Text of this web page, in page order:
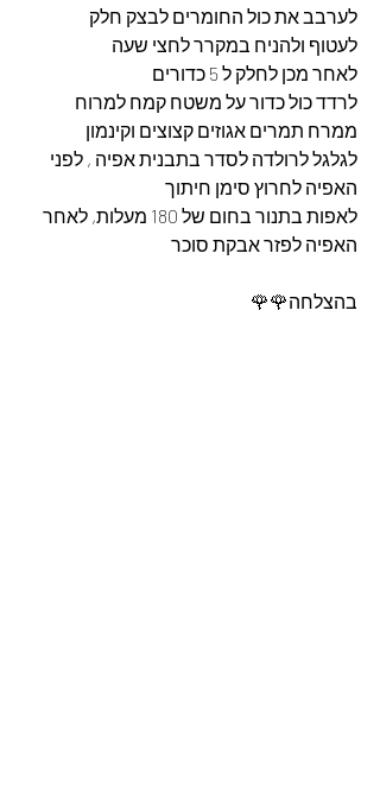
לערבב את כול החומרים לבצק חלק
לעטוף ולהניח במקרר לחצי שעה
לאחר מכן לחלק ל 5 כדורים
לרדד כול כדור על משטח קמח למרוח
ממרח תמרים אגוזים קצוצים וקינמון
לגלגל לרולדה לסדר בתבנית אפיה , לפני
האפיה לחרוץ סימן חיתוך
לאפות בתנור בחום של 180 מעלות, לאחר
האפיה לפזר אבקת סוכר
בהצלחה🌹🌹